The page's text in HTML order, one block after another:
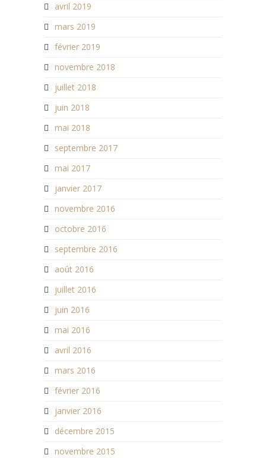
avril 2019
mars 2019
février 2019
novembre 2018
juillet 2018
juin 2018
mai 2018
septembre 2017
mai 2017
janvier 2017
novembre 2016
octobre 2016
septembre 2016
août 2016
juillet 2016
juin 2016
mai 2016
avril 2016
mars 2016
février 2016
janvier 2016
décembre 2015
novembre 2015